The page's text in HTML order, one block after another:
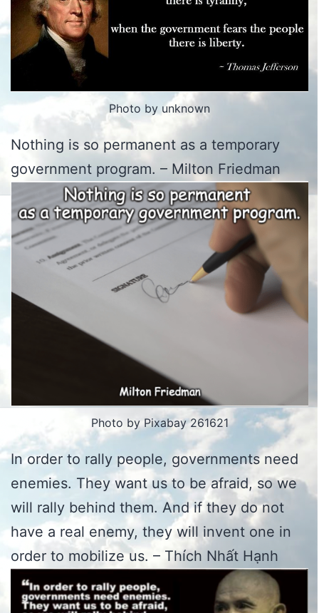
Photo by unknown
Nothing is so permanent as a temporary
government program. – Milton Friedman
Photo by Pixabay 261621
In order to rally people, governments need
enemies. They want us to be afraid, so we
will rally behind them. And if they do not
have a real enemy, they will invent one in
order to mobilize us. – Thích Nhất Hạnh